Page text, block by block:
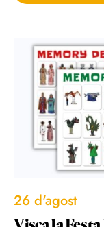
26 d'agost